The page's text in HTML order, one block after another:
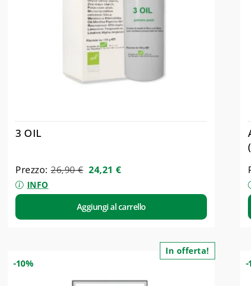
3 OIL
Prezzo: 26,90€ 24,21 €
INFO
Aggiungi al carrello
In offerta!
-10% -